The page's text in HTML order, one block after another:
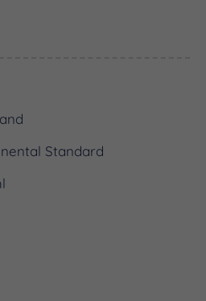
Standard